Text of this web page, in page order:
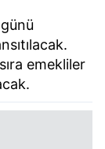
emekliler